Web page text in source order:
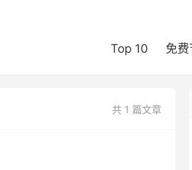
Top 10 免
共 1 篇文章